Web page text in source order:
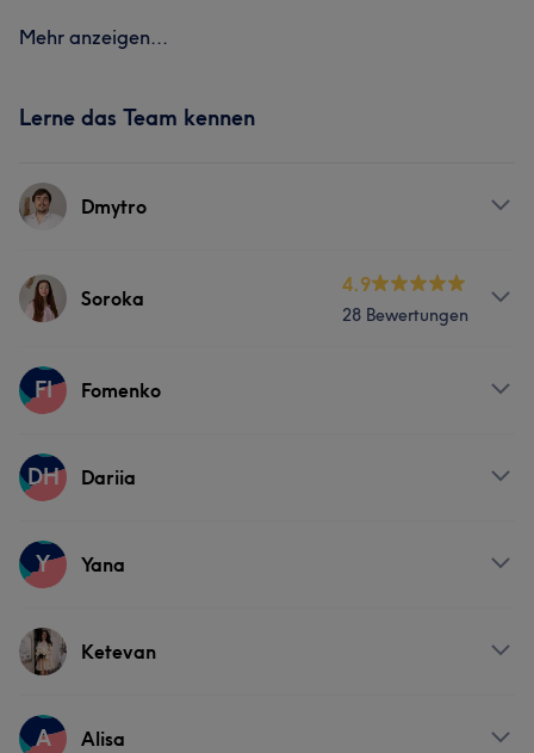
Mehr anzeigen...
Lerne das Team kennen
Dmytro
Services
Soroka
4.9
28 Bewertungen
Services
Portfolio
FI Fomenko
Services
DH Dariia
Services
Y Yana
ServicesKetevan
Services
A Alisa